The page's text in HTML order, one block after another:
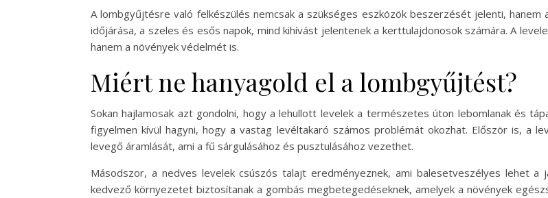
A lombgyűjtésre való felkészülés nemcsak a szükséges eszközök beszerzését jelenti,
időjárása, a szeles és esős napok, mind kihívást jelentenek a kerttulajdonosok számára. A
hanem a növények védelmét is.
Miért ne hanyagold el a lombgyűjtést?
Sokan hajlamosak azt gondolni, hogy a lehullott levelek a természetes úton lebomlanak és
figyelmen kívül hagyni, hogy a vastag levéltakaró számos problémát okozhat. Először is, a
levegő áramlását, ami a fű sárgulásához és pusztulásához vezethet.
Másodszor, a nedves levelek csúszós talajt eredményeznek, ami balesetveszélyes lehet a
kedvező környezetet biztosítanak a gombás megbetegedéseknek, amelyek a növények